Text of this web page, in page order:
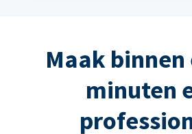
Maak
minuten